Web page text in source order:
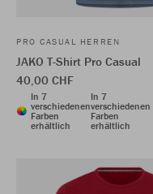
PRO CASUAL HERREN
JAKO T-Shirt Pro Casual
40,00 CHF
In 7
verschiedenen
Farben
erhältlich
In 7
verschiedenen
Farben
erhältlich